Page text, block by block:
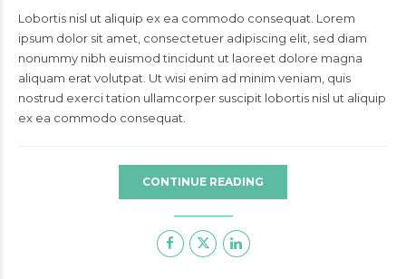
Lobortis nisl ut aliquip ex ea commodo consequat. Lorem
ipsum dolor sit amet, consectetuer adipiscing elit, sed diam
nonummy nibh euismod tincidunt ut laoreet dolore magna
aliquam erat volutpat. Ut wisi enim ad minim veniam, quis
nostrud exerci tation ullamcorper suscipit lobortis nisl ut aliquip
ex ea commodo consequat.
CONTINUE READING